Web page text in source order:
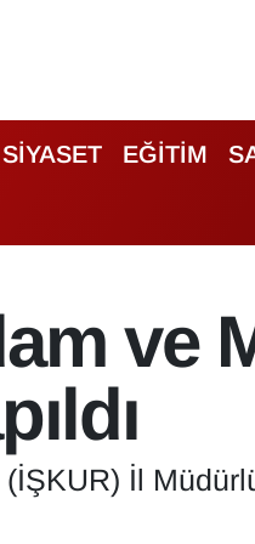
SİYASET EĞİTİM
ve
İl